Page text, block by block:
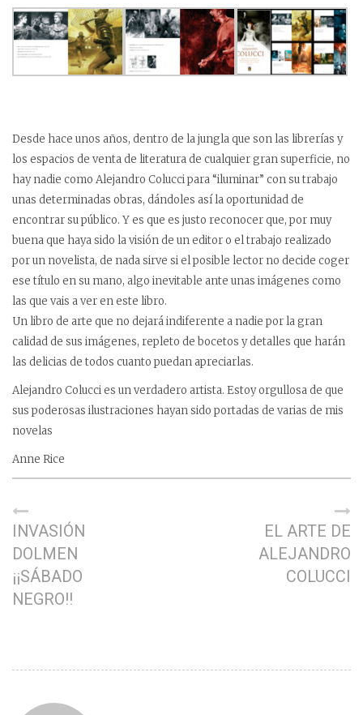
Desde hace unos años, dentro de la jungla que son las librerías y
los espacios de venta de literatura de cualquier gran superficie, no
hay nadie como Alejandro Colucci para “iluminar” con su trabajo
unas determinadas obras, dándoles así la oportunidad de
encontrar su público. Y es que es justo reconocer que, por muy
buena que haya sido la visión de un editor o el trabajo realizado
por un novelista, de nada sirve si el posible lector no decide coger
ese título en su mano, algo inevitable ante unas imágenes como
las que vais a ver en este libro.
Un libro de arte que no dejará indiferente a nadie por la gran
calidad de sus imágenes, repleto de bocetos y detalles que harán
las delicias de todos cuanto puedan apreciarlas.
Alejandro Colucci es un verdadero artista. Estoy orgullosa de que
sus poderosas ilustraciones hayan sido portadas de varias de mis
novelas
Anne Rice
INVASIÓN
DOLMEN
¡¡SÁBADO
NEGRO!!
EL ARTE DE
ALEJANDRO
COLUCCI